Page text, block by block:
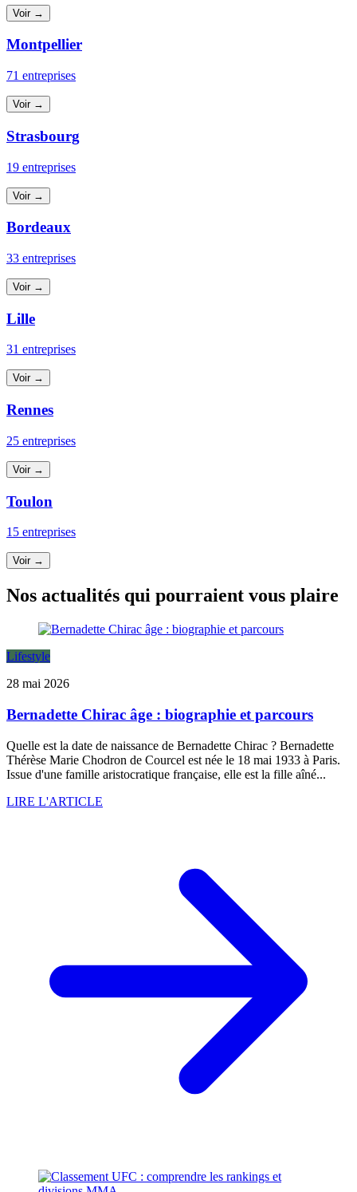
Voir →
Montpellier
71 entreprises
Voir →
Strasbourg
19 entreprises
Voir →
Bordeaux
33 entreprises
Voir →
Lille
31 entreprises
Voir →
Rennes
25 entreprises
Voir →
Toulon
15 entreprises
Voir →
Nos actualités qui pourraient vous plaire
Lifestyle
28 mai 2026
Bernadette Chirac âge : biographie et parcours
Quelle est la date de naissance de Bernadette Chirac ? Bernadette
Thérèse Marie Chodron de Courcel est née le 18 mai 1933 à Paris.
Issue d'une famille aristocratique française, elle est la fille aîné...
LIRE L'ARTICLE